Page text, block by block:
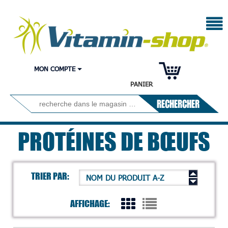
PANIER
MON COMPTE
RECHERCHER
PROTÉINES DE BŒUFS
TRIER PAR: NOM DU PRODUIT A-Z
AFFICHAGE: